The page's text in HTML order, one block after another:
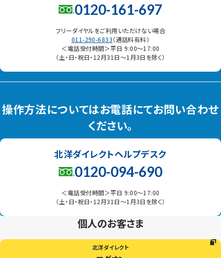
0120-161-697
フリーダイヤルをご利用いただけない場合
011-290-6833（通話料有料）
＜電話受付時間＞平日 9:00〜17:00
（土・日・祝日・12月31日〜1月3日を除く）
操作方法についてはお電話にてお問い合わせ
ください。
北洋ダイレクトヘルプデスク
0120-094-690
＜電話受付時間＞平日 9:00〜17:00
（土・日・祝日・12月31日〜1月3日を除く）
個人のお客さま
北洋ダイレクト